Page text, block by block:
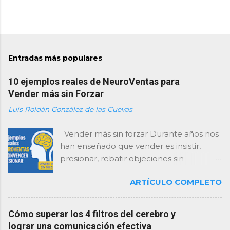
Entradas más populares
10 ejemplos reales de NeuroVentas para
Vender más sin Forzar
Luis Roldán González de las Cuevas
Vender más sin forzar Durante años nos
han enseñado que vender es insistir,
presionar, rebatir objeciones sin
consultor, te lo digo con total claridad:
esa forma de vender está agotada… y el
empresas que mejor venden no son las
ARTÍCULO COMPLETO
Cómo superar los 4 filtros del cerebro y
lograr una comunicación efectiva